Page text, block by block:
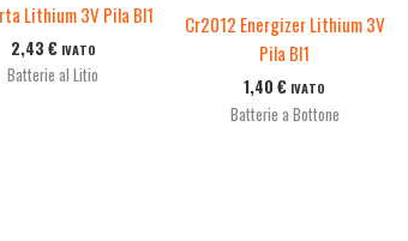
Lithium 3V Pila Bl1
2,43 € IVATO
Batterie al Litio
Cr2012 Energizer Lithium 3V
Pila Bl1
1,40€ IVATO
Batterie a Bottone